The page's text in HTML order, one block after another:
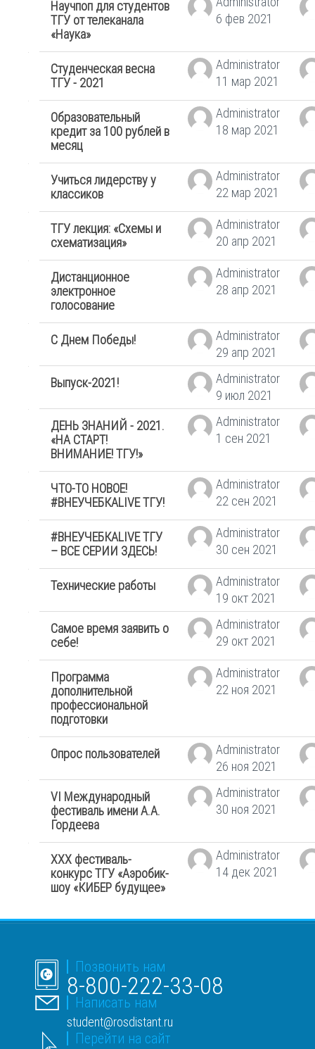
Научпоп для студентов
ТГУ от телеканала
«Наука»
6 фев 2021
Студенческая весна
ТГУ - 2021
Administrator
11 мар 2021
Образовательный
кредит за 100 рублей в
месяц
Administrator
18 мар 2021
Учиться лидерству у
классиков
Administrator
22 мар 2021
ТГУ лекция: «Схемы и
схематизация»
Administrator
20 апр 2021
Дистанционное
электронное
голосование
Administrator
28 апр 2021
С Днем Победы!
Administrator
29 апр 2021
Выпуск-2021!
Administrator
9 июл 2021
ДЕНЬ ЗНАНИЙ - 2021.
«НА СТАРТ!
ВНИМАНИЕ! ТГУ!»
Administrator
1 сен 2021
ЧТО-ТО НОВОЕ!
#ВНЕУЧЕБКАLIVE ТГУ!
Administrator
22 сен 2021
#ВНЕУЧЕБКАLIVE ТГУ
– ВСЕ СЕРИИ ЗДЕСЬ!
Administrator
30 сен 2021
Технические работы
Administrator
19 окт 2021
Самое время заявить о
себе!
Administrator
29 окт 2021
Программа
дополнительной
профессиональной
подготовки
Administrator
22 ноя 2021
Опрос пользователей
Administrator
26 ноя 2021
VI Международный
фестиваль имени А.А.
Гордеева
Administrator
30 ноя 2021
XXX фестиваль-
конкурс ТГУ «Аэробик-
шоу «КИБЕР будущее»
Administrator
14 дек 2021
Позвонить нам
8-800-222-33-08
Написать нам
student@rosdistant.ru
Перейти на сайт